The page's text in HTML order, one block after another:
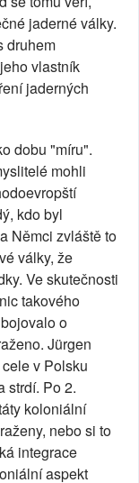
jaderné války.
druhem
vlastník
jaderných
dobu "míru".
mohli
kdo byl
Němci zvláště to
války, že
Ve skutečnosti
takového
o
Jürgen
v Polsku
strdí. Po 2.
koloniální
nebo si to
integrace
aspekt